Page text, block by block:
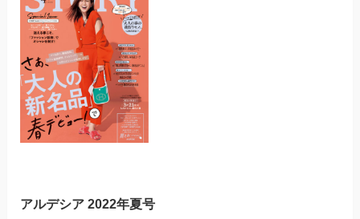
アルデシア 2022年夏号